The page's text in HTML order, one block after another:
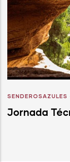
SENDEROSAZULES
Jornada